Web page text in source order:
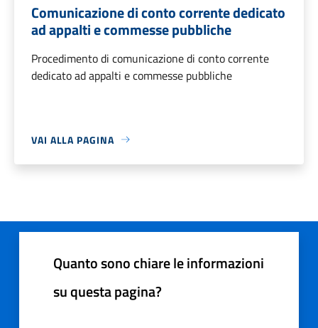
Comunicazione di conto corrente dedicato
ad appalti e commesse pubbliche
Procedimento di comunicazione di conto corrente
dedicato ad appalti e commesse pubbliche
VAI ALLA PAGINA
Quanto sono chiare le informazioni
su questa pagina?